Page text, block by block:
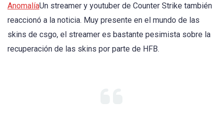
AnomalíaUn streamer y youtuber de Counter Strike también
reaccionó a la noticia. Muy presente en el mundo de las
skins de csgo, el streamer es bastante pesimista sobre la
recuperación de las skins por parte de HFB.